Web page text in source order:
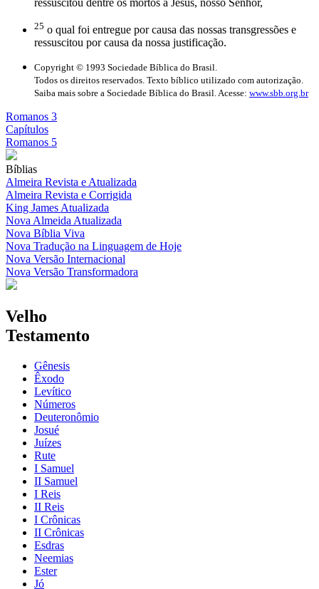
25 o qual foi entregue por causa das nossas transgressões e
ressuscitou por causa da nossa justificação.
Copyright © 1993 Sociedade Bíblica do Brasil.
Todos os direitos reservados. Texto bíblico utilizado com autorização.
Saiba mais sobre a Sociedade Bíblica do Brasil. Acesse: www.sbb.org.br
Romanos 3
Capítulos
Romanos 5
Bíblias
Almeira Revista e Atualizada
Almeira Revista e Corrigida
King James Atualizada
Nova Almeida Atualizada
Nova Bíblia Viva
Nova Tradução na Linguagem de Hoje
Nova Versão Internacional
Nova Versão Transformadora
Velho
Testamento
Gênesis
Êxodo
Levítico
Números
Deuteronômio
Josué
Juízes
Rute
I Samuel
II Samuel
I Reis
II Reis
I Crônicas
II Crônicas
Esdras
Neemias
Ester
Jó